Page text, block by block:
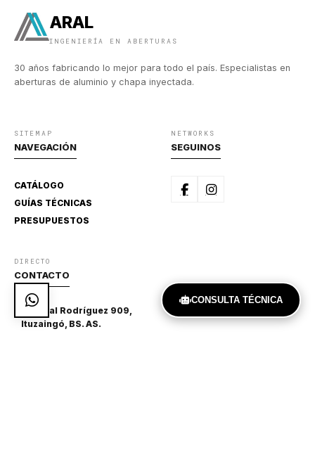
ARAL
INGENIERÍA EN ABERTURAS
30 años fabricando lo mejor para todo el país. Especialistas en
aberturas de aluminio y chapa inyectada.
SITEMAP
NAVEGACIÓN
CATÁLOGO
GUÍAS TÉCNICAS
PRESUPUESTOS
NETWORKS
SEGUINOS
DIRECTO
CONTACTO
Achaval Rodríguez 909,
Ituzaingó, BS. AS.
CONSULTA TÉCNICA